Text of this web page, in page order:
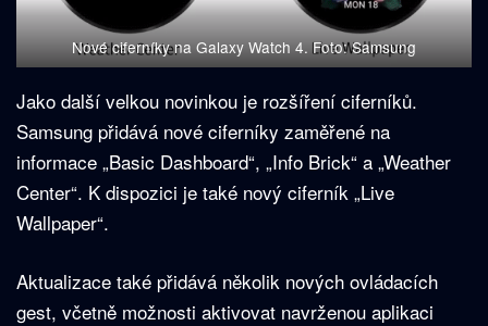
Nové ciferníky na Galaxy Watch 4. Foto: Samsung
Jako další velkou novinkou je rozšíření ciferníků.
Samsung přidává nové ciferníky zaměřené na
informace „Basic Dashboard“, „Info Brick“ a „Weather
Center“. K dispozici je také nový ciferník „Live
Wallpaper“.
Aktualizace také přidává několik nových ovládacích
gest, včetně možnosti aktivovat navrženou aplikaci